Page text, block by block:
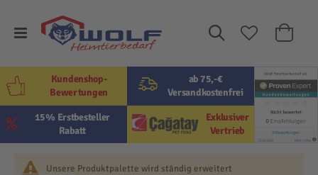
Suche
Mein
ab 75,-€
Versandkostenfrei
Exklusiver
Vertrieb
15% Erstbesteller
Rabatt
Kundenshop-
Bewertungen
Unsere Produktpalette wird ständig erweitert